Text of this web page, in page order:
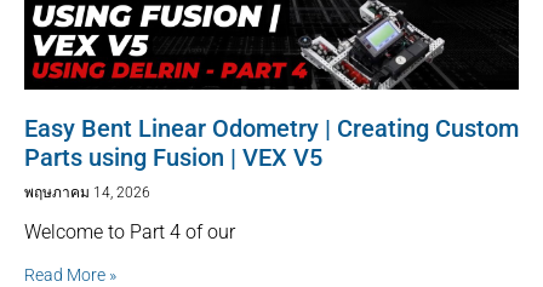
Easy Bent Linear Odometry | Creating Custom
Parts using Fusion | VEX V5
พฤษภาคม 14, 2026
Welcome to Part 4 of our
Read More »